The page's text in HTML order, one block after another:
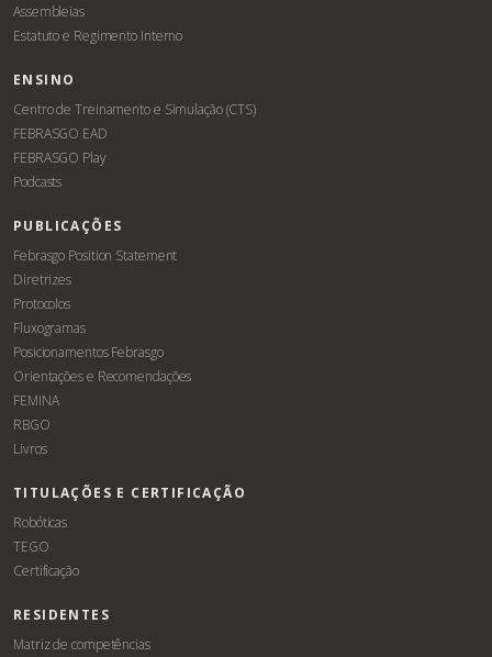
Assembleias
Estatuto e Regimento Interno
ENSINO
Centro de Treinamento e Simulação (CTS)
FEBRASGO EAD
FEBRASGO Play
Podcasts
PUBLICAÇÕES
Febrasgo Position Statement
Diretrizes
Protocolos
Fluxogramas
Posicionamentos Febrasgo
Orientações e Recomendações
FEMINA
RBGO
Livros
TITULAÇÕES E CERTIFICAÇÃO
Robóticas
TEGO
Certificação
RESIDENTES
Matriz de competências